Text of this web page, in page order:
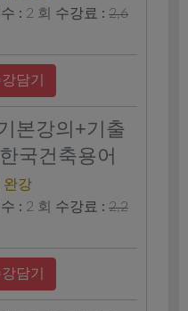
: 2 회 수강료 : 2,6
담기
본강의+기출
국건축용어
| 완강
: 2 회 수강료 : 2,2
담기